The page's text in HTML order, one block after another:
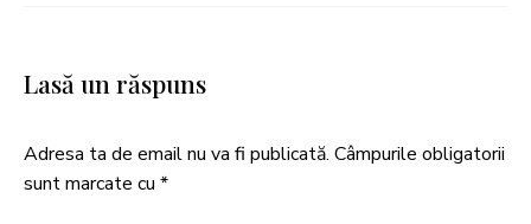
Lasă un răspuns
Adresa ta de email nu va fi publicată. Câmpurile obligatorii
sunt marcate cu *